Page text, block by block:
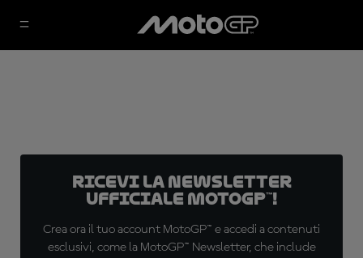
Ricevi la newsletter
ufficiale MotoGP™!
Crea ora il tuo account MotoGP™ e accedi a contenuti
esclusivi, come la MotoGP™ Newsletter, che include